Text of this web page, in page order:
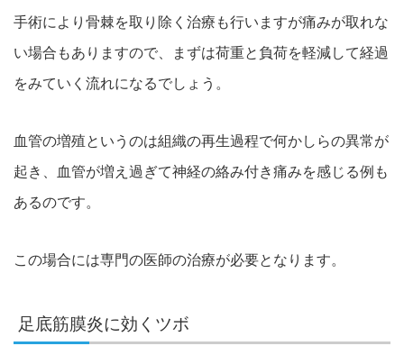
手術により骨棘を取り除く治療も行いますが痛みが取れな
い場合もありますので、まずは荷重と負荷を軽減して経過
をみていく流れになるでしょう。
血管の増殖というのは組織の再生過程で何かしらの異常が
起き、血管が増え過ぎて神経の絡み付き痛みを感じる例も
あるのです。
この場合には専門の医師の治療が必要となります。
足底筋膜炎に効くツボ